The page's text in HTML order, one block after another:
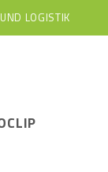
LOGISTIK